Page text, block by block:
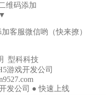
维码添加
▼
客服微信哟（快来撩）
型科科技
游戏开发公司
发公司 ● 快速上线